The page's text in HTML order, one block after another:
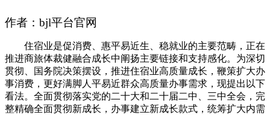
作者：bjl平台官网
住宿业是促消费、惠平易近生、稳就业的主要范畴，正在
推进商旅体裁健融合成长中阐扬主要链接和支持感化。为深切
贯彻、国务院决策摆设，推进住宿业高质量成长，鞭策扩大办
事消费，更好满脚人平易近群众高质量办事需求，现提出以下
看法。全面贯彻落实党的二十大和二十届二中、三中全会，完
整精确全面贯彻新成长，办事建立新成长款式，统筹扩大内需